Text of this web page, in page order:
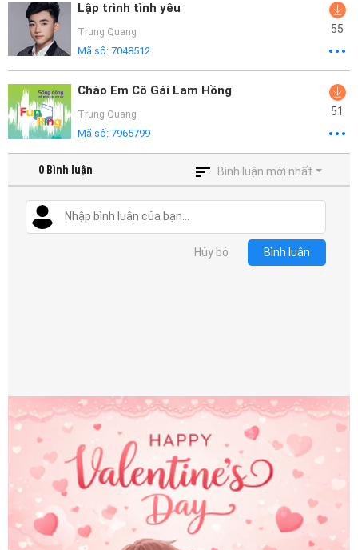
Lập trình tình yêu
Trung Quang
Mã số: 7048512
55
Chào Em Cô Gái Lam Hồng
Trung Quang
Mã số: 7965799
51
0 Bình luận Bình luận mới nhất
Hủy bỏ Bình luận